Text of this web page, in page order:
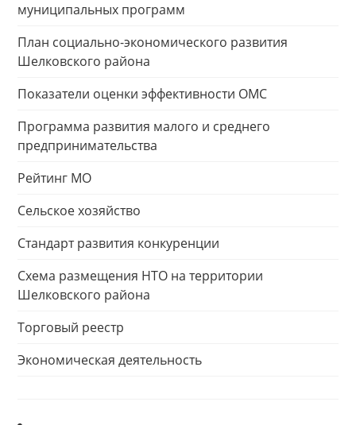
муниципальных программ
План социально-экономического развития
Шелковского района
Показатели оценки эффективности ОМС
Программа развития малого и среднего
предпринимательства
Рейтинг МО
Сельское хозяйство
Стандарт развития конкуренции
Схема размещения НТО на территории
Шелковского района
Торговый реестр
Экономическая деятельность